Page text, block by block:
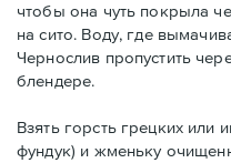
чтобы она чуть покрыла
на сито. Воду, где
Чернослив пропустить
блендере.
Взять горсть грецких
фундук) и жменьку